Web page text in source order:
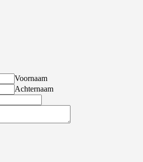
Voornaam
Achternaam